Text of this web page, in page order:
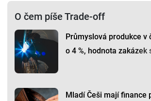
O čem píše Trade-off
Průmyslová produkce v
o 4 %, hodnota zakázek
Mladí Češi mají finance